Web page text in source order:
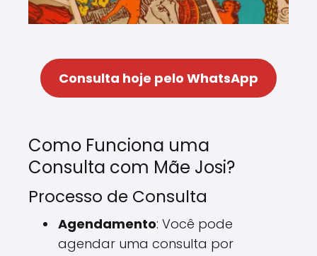
Consulta hoje pelo WhatsApp
Como Funciona uma
Consulta com Mãe Josi?
Processo de Consulta
Agendamento: Você pode
agendar uma consulta por